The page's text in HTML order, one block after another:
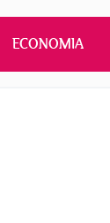
ECONOMIA